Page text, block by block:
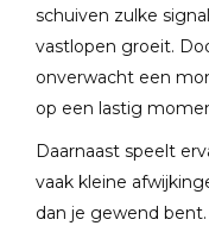
schuiven zulke
vastlopen groeit.
onverwacht een
op een lastig
Daarnaast speelt
vaak kleine
dan je gewend